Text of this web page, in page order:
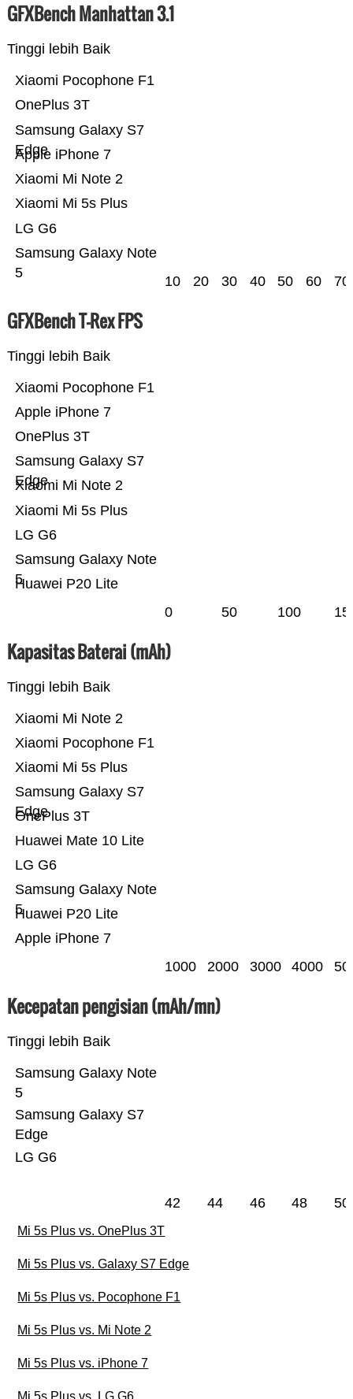
GFXBench Manhattan 3.1
Tinggi lebih Baik
Samsung Galaxy Note
5
LG G6
Xiaomi Mi 5s Plus
Xiaomi Mi Note 2
Apple iPhone 7
Samsung Galaxy S7
Edge
OnePlus 3T
Xiaomi Pocophone F1
10 20 30 40 50 60 70
GFXBench T-Rex FPS
Tinggi lebih Baik
Huawei P20 Lite
Samsung Galaxy Note
5
LG G6
Xiaomi Mi 5s Plus
Xiaomi Mi Note 2
Samsung Galaxy S7
Edge
OnePlus 3T
Apple iPhone 7
Xiaomi Pocophone F1
0 50 100
Kapasitas Baterai (mAh)
Tinggi lebih Baik
Apple iPhone 7
Huawei P20 Lite
Samsung Galaxy Note
5
LG G6
Huawei Mate 10 Lite
OnePlus 3T
Samsung Galaxy S7
Edge
Xiaomi Mi 5s Plus
Xiaomi Pocophone F1
Xiaomi Mi Note 2
1000 2000 3000 4000
Kecepatan pengisian (mAh/mn)
Tinggi lebih Baik
LG G6
Samsung Galaxy S7
Edge
Samsung Galaxy Note
5
42 44 46 48 50
Mi 5s Plus vs. OnePlus 3T
Mi 5s Plus vs. Galaxy S7 Edge
Mi 5s Plus vs. Pocophone F1
Mi 5s Plus vs. Mi Note 2
Mi 5s Plus vs. iPhone 7
Mi 5s Plus vs. LG G6